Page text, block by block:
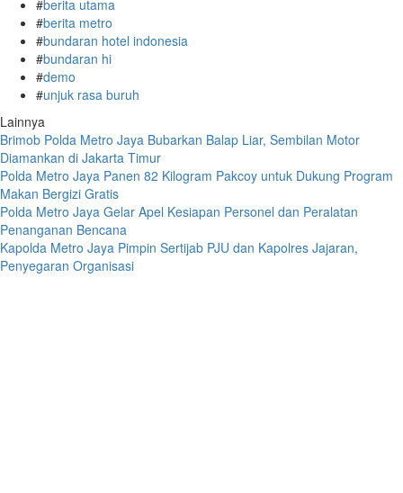
#berita utama
#berita metro
#bundaran hotel indonesia
#bundaran hi
#demo
#unjuk rasa buruh
Lainnya
Brimob Polda Metro Jaya Bubarkan Balap Liar, Sembilan Motor
Diamankan di Jakarta Timur
Polda Metro Jaya Panen 82 Kilogram Pakcoy untuk Dukung Program
Makan Bergizi Gratis
Polda Metro Jaya Gelar Apel Kesiapan Personel dan Peralatan
Penanganan Bencana
Kapolda Metro Jaya Pimpin Sertijab PJU dan Kapolres Jajaran,
Penyegaran Organisasi